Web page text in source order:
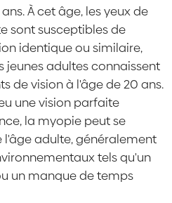
À cet âge, les yeux de
sont susceptibles de
identique ou similaire,
jeunes adultes connaissent
de vision à l'âge de 20 ans.
une vision parfaite
la myopie peut se
adulte, généralement
tels qu'un
un manque de temps